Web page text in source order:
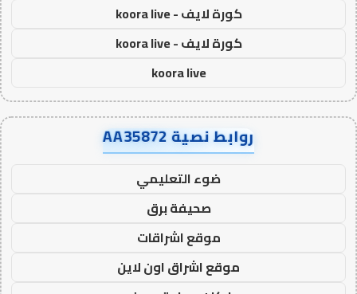
كورة لايف - koora live
كورة لايف - koora live
koora live
روابط نصية AA35872
ضوء التعليمي
صحيفة برق
موقع اشراقات
موقع اشراق اون لاين